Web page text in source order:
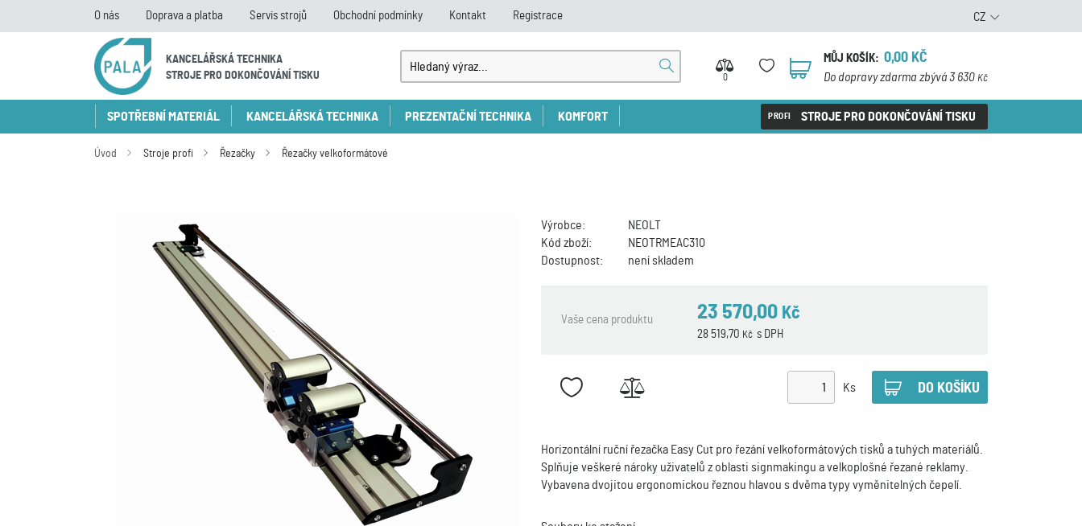
O nás Doprava a platba Servis strojů Obchodní podmínky Kontakt Registrace CZ
KANCELÁŘSKÁ TECHNIKA
STROJE PRO DOKONČOVÁNÍ TISKU
0
0
MŮJ KOŠÍK: 0,00 KČ
Do dopravy zdarma zbývá 3 630 Kč
SPOTŘEBNÍ MATERIÁL KANCELÁŘSKÁ TECHNIKA PREZENTAČNÍ TECHNIKA KOMFORT STROJE PRO DOKONČOVÁNÍ TISKU
Úvod Stroje profi Řezačky Řezačky velkoformátové
Výrobce:
NEOLT
Kód zboží:
NEOTRMEAC310
Dostupnost:
není skladem
Vaše cena produktu 23 570,00 Kč
s DPH
28 519,70 Kč
Ks
Horizontální ruční řezačka Easy Cut pro řezání velkoformátových tisků a tuhých materiálů.
Splňuje veškeré nároky uživatelů z oblasti signmakingu a velkoplošné řezané reklamy.
Vybavena dvojitou ergonomickou řeznou hlavou s dvěma typy vyměnitelných čepelí.